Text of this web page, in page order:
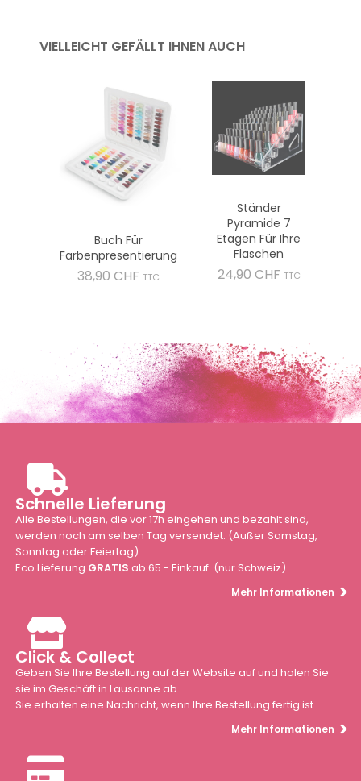
VIELLEICHT GEFÄLLT IHNEN AUCH
Buch Für
Farbenpresentierung
38,90 CHF Preis
TTC
Ständer
Pyramide 7
Etagen Für Ihre
Flaschen
24,90 CHF Preis
TTC
Schnelle Lieferung
Alle Bestellungen, die vor 17h eingehen und bezahlt sind,
werden noch am selben Tag versendet. (Außer Samstag,
Sonntag oder Feiertag)
Eco Lieferung GRATIS ab 65.- Einkauf. (nur Schweiz)
Mehr Informationen
Click & Collect
Geben Sie Ihre Bestellung auf der Website auf und holen Sie
sie im Geschäft in Lausanne ab.
Sie erhalten eine Nachricht, wenn Ihre Bestellung fertig ist.
Mehr Informationen